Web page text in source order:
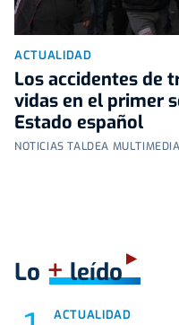
ACTUALIDAD
Los accidentes de
vidas en el primer
Estado español
NOTICIAS TALDEA MULTIMEDIA
Lo +leído
ACTUALIDAD